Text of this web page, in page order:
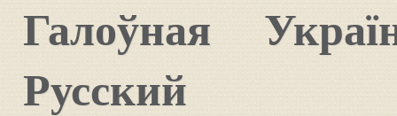
Галоўная
Русский